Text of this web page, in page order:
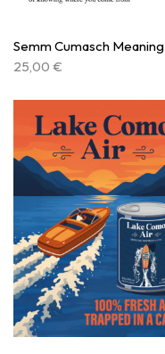
Semm Cumasch Meaning
25,00 €